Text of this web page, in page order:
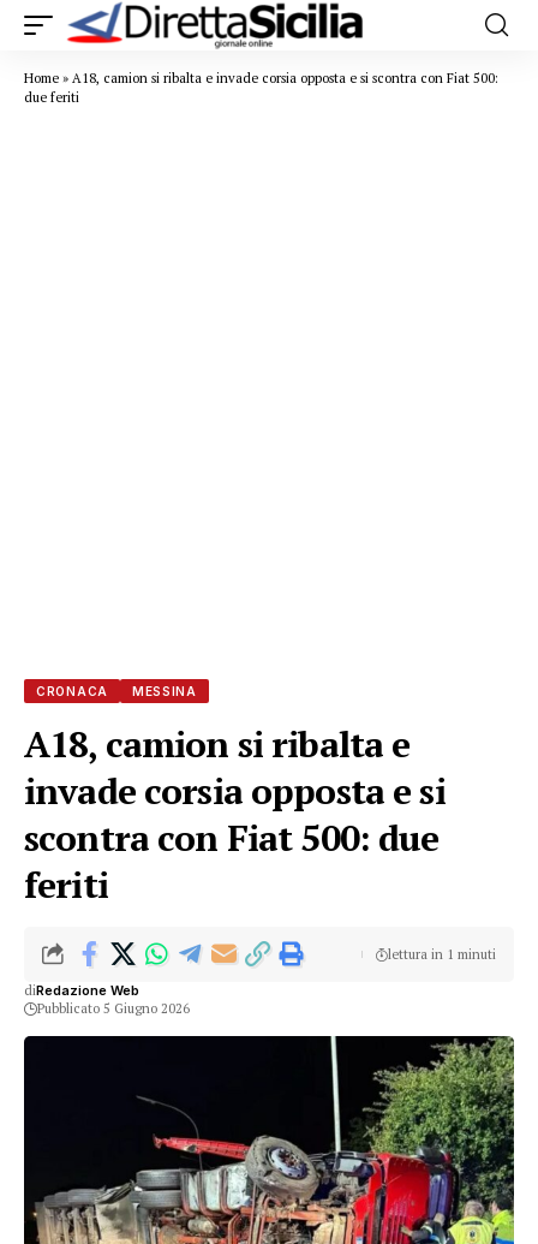
Home » A18, camion si ribalta e invade corsia opposta e si scontra con Fiat 500:
due feriti
CRONACA MESSINA
A18, camion si ribalta e
invade corsia opposta e si
scontra con Fiat 500: due
feriti
diRedazione Web
Pubblicato 5 Giugno 2026
lettura in 1 minuti